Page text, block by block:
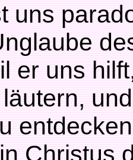
uns
er uns
Christus